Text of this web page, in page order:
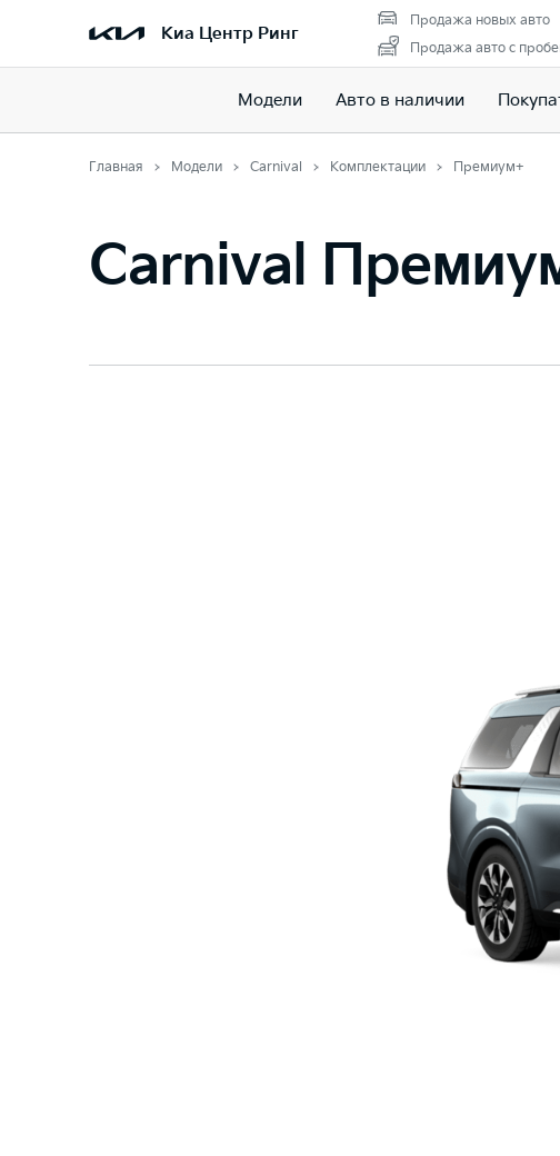
Киа Центр Ринг
Продажа новых авто
Продажа авто с
Модели Авто в наличии
Главная Модели Carnival Комплектации Премиум+
Carnival